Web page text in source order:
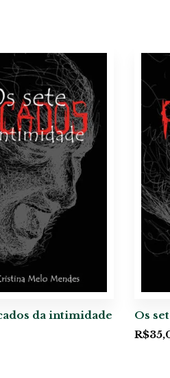
da intimidade
Os
R$